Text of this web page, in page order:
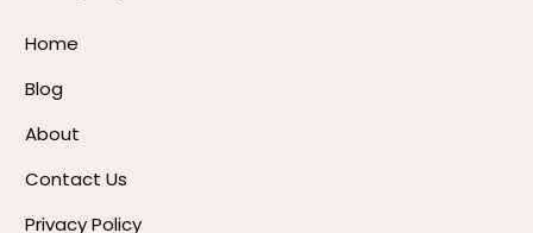
Home
Blog
About
Contact Us
Privacy Policy